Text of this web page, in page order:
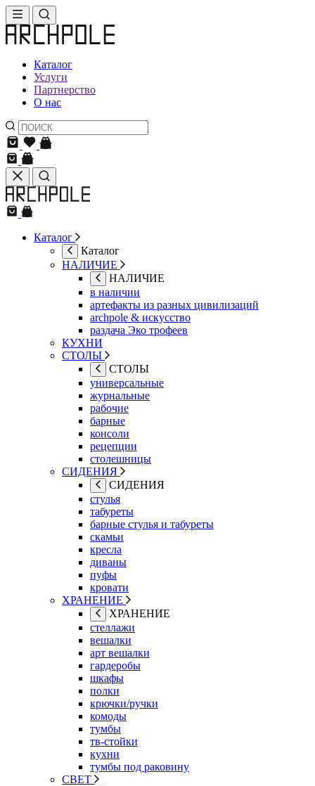
Каталог
Услуги
Партнерство
О нас
Каталог
Каталог
НАЛИЧИЕ
НАЛИЧИЕ
в наличии
артефакты из разных цивилизаций
archpole & искусство
раздача Эко трофеев
КУХНИ
СТОЛЫ
СТОЛЫ
универсальные
журнальные
рабочие
барные
консоли
рецепции
столешницы
СИДЕНИЯ
СИДЕНИЯ
стулья
табуреты
барные стулья и табуреты
скамьи
кресла
диваны
пуфы
кровати
ХРАНЕНИЕ
ХРАНЕНИЕ
стеллажи
вешалки
арт вешалки
гардеробы
шкафы
полки
крючки/ручки
комоды
тумбы
тв-стойки
кухни
тумбы под раковину
СВЕТ